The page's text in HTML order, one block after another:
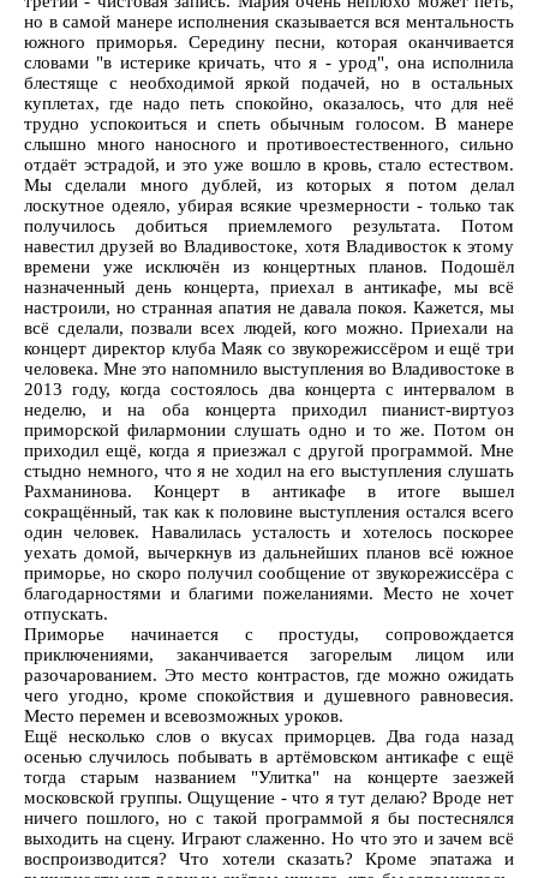
но в самой манере исполнения сказывается вся ментальность
южного приморья. Середину песни, которая оканчивается
словами "в истерике кричать, что я - урод", она исполнила
блестяще с необходимой яркой подачей, но в остальных
куплетах, где надо петь спокойно, оказалось, что для неё
трудно успокоиться и спеть обычным голосом. В манере
слышно много наносного и противоестественного, сильно
отдаёт эстрадой, и это уже вошло в кровь, стало естеством.
Мы сделали много дублей, из которых я потом делал
лоскутное одеяло, убирая всякие чрезмерности - только так
получилось добиться приемлемого результата. Потом
навестил друзей во Владивостоке, хотя Владивосток к этому
времени уже исключён из концертных планов. Подошёл
назначенный день концерта, приехал в антикафе, мы всё
настроили, но странная апатия не давала покоя. Кажется, мы
всё сделали, позвали всех людей, кого можно. Приехали на
концерт директор клуба Маяк со звукорежиссёром и ещё три
человека. Мне это напомнило выступления во Владивостоке в
2013 году, когда состоялось два концерта с интервалом в
неделю, и на оба концерта приходил пианист-виртуоз
приморской филармонии слушать одно и то же. Потом он
приходил ещё, когда я приезжал с другой программой. Мне
стыдно немного, что я не ходил на его выступления слушать
Рахманинова. Концерт в антикафе в итоге вышел
сокращённый, так как к половине выступления остался всего
один человек. Навалилась усталость и хотелось поскорее
уехать домой, вычеркнув из дальнейших планов всё южное
приморье, но скоро получил сообщение от звукорежиссёра с
благодарностями и благими пожеланиями. Место не хочет
отпускать.
Приморье начинается с простуды, сопровождается
приключениями, заканчивается загорелым лицом или
разочарованием. Это место контрастов, где можно ожидать
чего угодно, кроме спокойствия и душевного равновесия.
Место перемен и всевозможных уроков.
Ещё несколько слов о вкусах приморцев. Два года назад
осенью случилось побывать в артёмовском антикафе с ещё
тогда старым названием "Улитка" на концерте заезжей
московской группы. Ощущение - что я тут делаю? Вроде нет
ничего пошлого, но с такой программой я бы постеснялся
выходить на сцену. Играют слаженно. Но что это и зачем всё
воспроизводится? Что хотели сказать? Кроме эпатажа и